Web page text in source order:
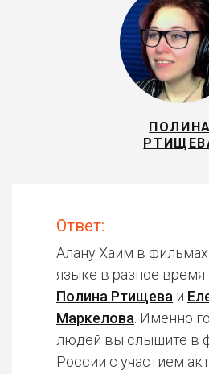
ПОЛИНА
Ответ:
Алану Хаим в
языке в разное время
Полина Ртищева и
Маркелова . Именно
людей вы слышите в
России с участием